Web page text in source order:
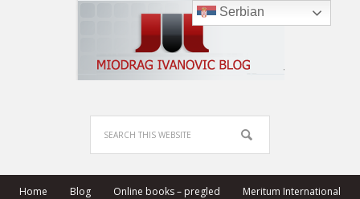
Home Blog Online books – pregled Meritum International
Serbian